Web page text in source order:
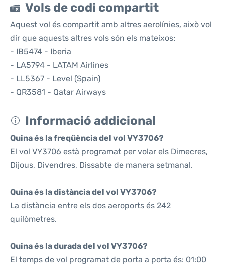
Vols de codi compartit
Aquest vol és compartit amb altres aerolínies, això vol
dir que aquests altres vols són els mateixos:
- IB5474 - Iberia
- LA5794 - LATAM Airlines
- LL5367 - Level (Spain)
- QR3581 - Qatar Airways
Informació addicional
Quina és la freqüència del vol VY3706?
El vol VY3706 està programat per volar els Dimecres,
Dijous, Divendres, Dissabte de manera setmanal.
Quina és la distància del vol VY3706?
La distància entre els dos aeroports és 242
quilòmetres.
Quina és la durada del vol VY3706?
El temps de vol programat de porta a porta és: 01:00